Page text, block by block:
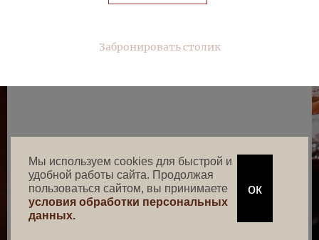
Забронировать столик
Мы используем cookies для быстрой и
удобной работы сайта. Продолжая
пользоваться сайтом, вы принимаете
условия обработки персональных
данных.
ок